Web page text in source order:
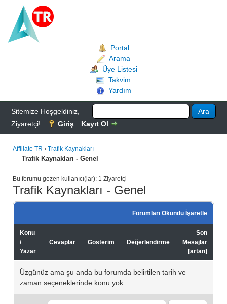
Portal
Arama
Üye Listesi
Takvim
Yardım
Sitemize Hoşgeldiniz,
Ziyaretçi!
Giriş Kayıt Ol
Affiliate TR › Trafik Kaynakları
Trafik Kaynakları - Genel
Bu forumu gezen kullanıcı(lar): 1 Ziyaretçi
Trafik Kaynakları - Genel
Forumları Okundu İşaretle
Konu
/
Yazar
Cevaplar Gösterim Değerlendirme
Son
Mesajlar
[artan]
Üzgünüz ama şu anda bu forumda belirtilen tarih ve
zaman seçeneklerinde konu yok.